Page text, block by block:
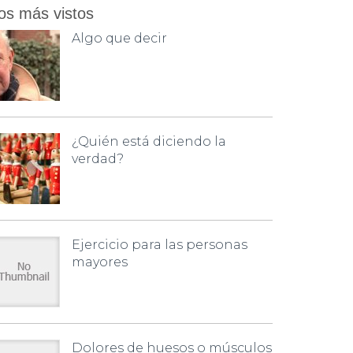
más vistos
Algo que decir
¿Quién está diciendo la
verdad?
Ejercicio para las personas
mayores
Dolores de huesos o músculos